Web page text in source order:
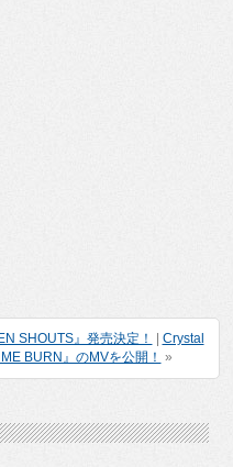
SHOUTS』発売決定！
Crystal
BURN』のMVを公開！ »